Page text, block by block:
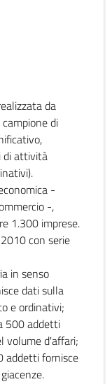
da
di
di attività
-
-,
1.300 imprese.
con serie
in senso
dati sulla
e ordinativi;
500 addetti
volume d'affari;
addetti fornisce